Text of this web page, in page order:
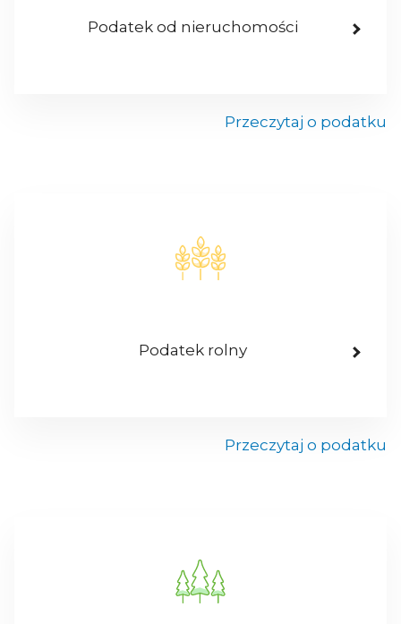
Podatek od nieruchomości
Przeczytaj o podatku
Podatek rolny
Przeczytaj o podatku